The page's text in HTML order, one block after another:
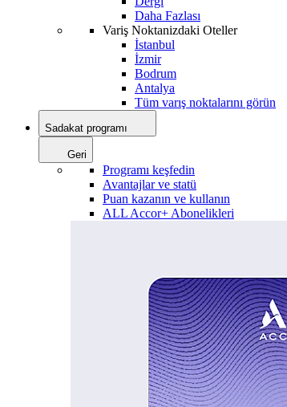
Daha Fazlası
Variş Noktanizdaki Oteller
İstanbul
İzmir
Bodrum
Antalya
Tüm varış noktalarını görün
Sadakat programı
Geri
Programı keşfedin
Avantajlar ve statü
Puan kazanın ve kullanın
ALL Accor+ Abonelikleri